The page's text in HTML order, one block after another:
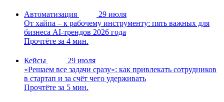
Автоматизация
29 июля
От хайпа – к рабочему инструменту: пять важных для
бизнеса AI-трендов 2026 года
Прочтёте за 4 мин.
Кейсы
29 июля
«Решаем все задачи сразу»: как привлекать сотрудников
в стартап и за счёт чего удерживать
Прочтёте за 5 мин.